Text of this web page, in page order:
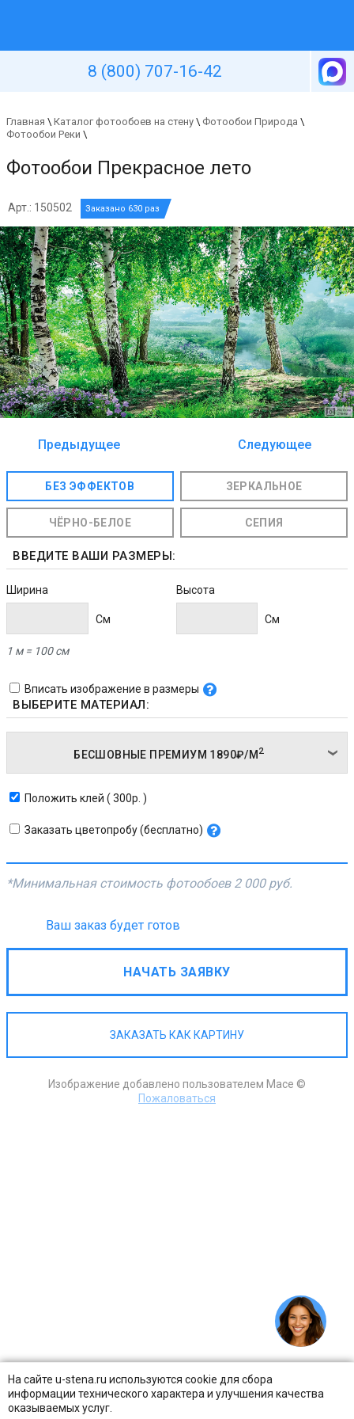
На сайте u-stena.ru используются cookie для сбора
информации технического характера и улучшения качества
оказываемых услуг.
8 (800) 707-16-42
Главная \ Каталог фотообоев на стену \ Фотообои Природа \
Фотообои Реки \
Фотообои Прекрасное лето
Арт.: 150502 Заказано 630 раз
Предыдущее
Следующее
БЕЗ ЭФФЕКТОВ ЗЕРКАЛЬНОЕ
ЧЁРНО-БЕЛОЕ СЕПИЯ
ВВЕДИТЕ ВАШИ РАЗМЕРЫ:
Ширина
Cм
Высота
Cм
1 м = 100 см
Вписать изображение в размеры
ВЫБЕРИТЕ МАТЕРИАЛ:
БЕСШОВНЫЕ ПРЕМИУМ 1890₽/М 2
Положить клей ( 300р. )
Заказать цветопробу (бесплатно)
*Минимальная стоимость фотообоев 2 000 руб.
Ваш заказ будет готов
НАЧАТЬ ЗАЯВКУ
ЗАКАЗАТЬ КАК КАРТИНУ
Изображение добавлено пользователем Mace ©
Пожаловаться